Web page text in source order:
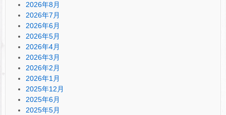
2026年8月
2026年7月
2026年6月
2026年5月
2026年4月
2026年3月
2026年2月
2026年1月
2025年12月
2025年6月
2025年5月